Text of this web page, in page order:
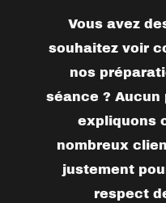
Vous avez
souhaitez voir
nos
séance ? Aucun
expliquons
nombreux
justement
respect